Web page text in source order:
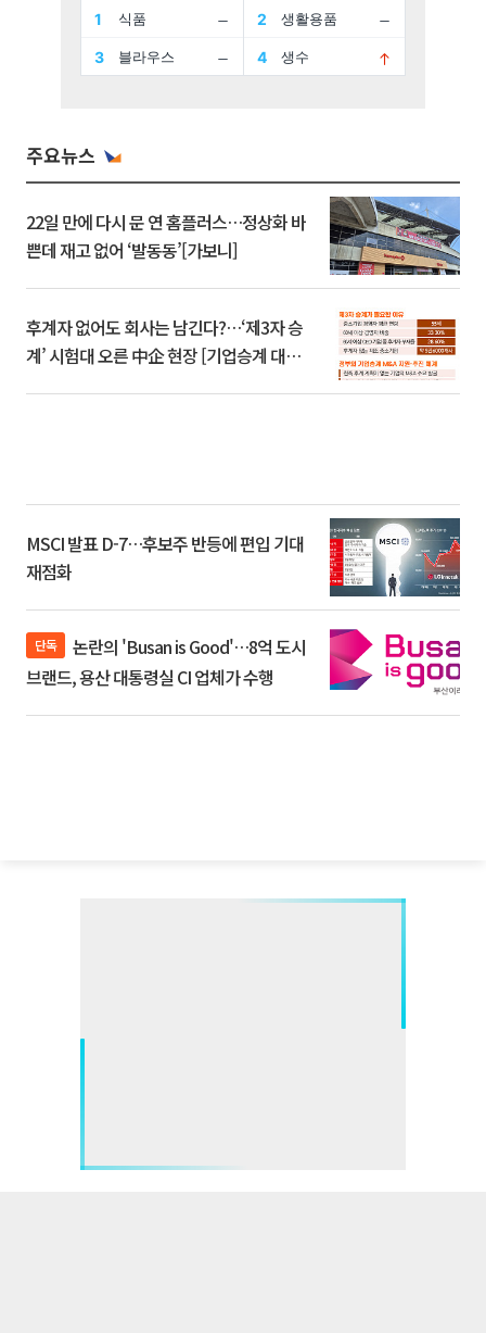
주요뉴스
22일 만에 다시 문 연 홈플러스…정상화 바
쁜데 재고 없어 ‘발동동’[가보니]
후계자 없어도 회사는 남긴다?…‘제3자 승
계’ 시험대 오른 中企 현장 [기업승계 대전
MSCI 발표 D-7…후보주 반등에 편입 기대
재점화
단독
브랜드, 용산 대통령실 CI 업체가 수행